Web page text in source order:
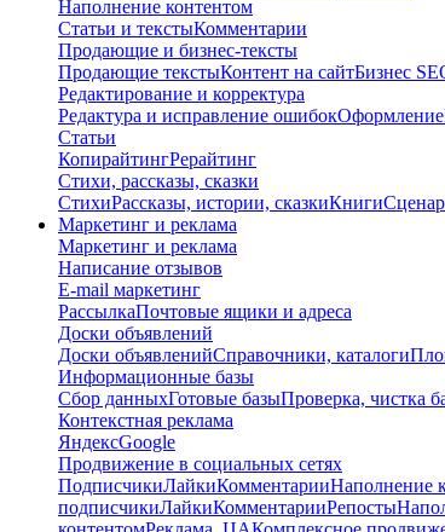
Наполнение контентом
Статьи и текстыКомментарии
Продающие и бизнес-тексты
Продающие текстыКонтент на сайтБизнес
Редактирование и корректура
Редактура и исправление ошибокОформление
Статьи
КопирайтингРерайтинг
Стихи, рассказы, сказки
СтихиРассказы, истории, сказкиКниги
Маркетинг и реклама
Маркетинг и реклама
Написание отзывов
E-mail маркетинг
РассылкаПочтовые ящики и адреса
Доски объявлений
Доски объявленийСправочники, каталоги
Информационные базы
Сбор данныхГотовые базыПроверка, чистка
Контекстная реклама
ЯндексGoogle
Продвижение в социальных сетях
ПодписчикиЛайкиКомментарииНаполнение
подписчикиЛайкиКомментарииРепосты